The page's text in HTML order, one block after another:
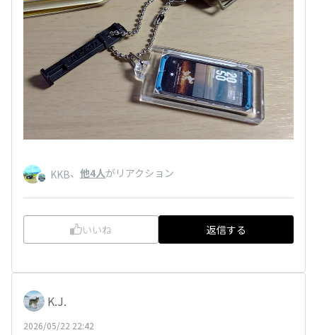
KKB、 他4人がリアクション
いいね 返信する
K.J.
2026/05/22 22:42